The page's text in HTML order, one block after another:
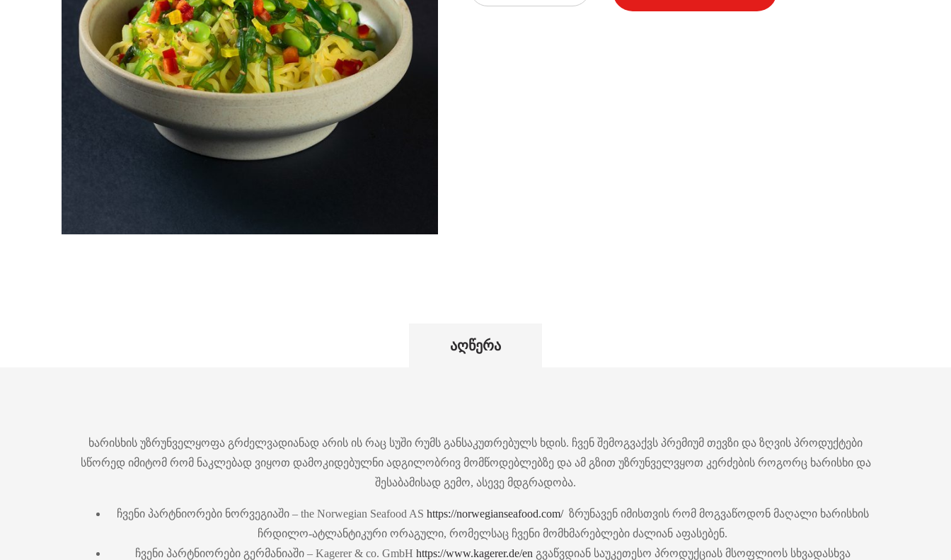
აღწერა
ხარისხის უზრუნველყოფა გრძელვადიანად არის ის რაც სუში რუმს განსაკუთრებულს ხდის. ჩვენ შემოგვაქვს პრემიუმ თევზი და ზღვის პროდუქტები
სწორედ იმიტომ რომ ნაკლებად ვიყოთ დამოკიდებულნი ადგილობრივ მომწოდებლებზე და ამ გზით უზრუნველვყოთ კერძების როგორც ხარისხი და
შესაბამისად გემო, ასევე მდგრადობა.
ჩვენი პარტნიორები ნორვეგიაში – the Norwegian Seafood AS https://norwegianseafood.com/ზრუნავენ იმისთვის რომ მოგვაწოდონ მაღალი ხარისხის
ჩრდილო-ატლანტიკური ორაგული, რომელსაც ჩვენი მომხმარებლები ძალიან აფასებენ.
ჩვენი პარტნიორები გერმანიაში – Kagerer & co. GmbH https://www.kagerer.de/en გვაწვდიან საუკეთესო პროდუქციას მსოფლიოს სხვადასხვა